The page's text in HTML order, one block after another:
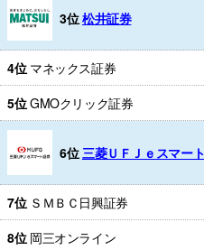
3位松井証券
4位 マネックス証券
5位GMOクリック証券
6位 三菱ＵＦＪｅスマー
7位 ＳＭＢＣ日興証券
8位 岡三オンライン